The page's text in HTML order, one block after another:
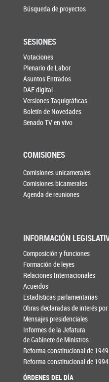
Búsqueda de proyectos
SESIONES
Votaciones
Plenario de Labor
Asuntos Entrados
DAE digital
Versiones Taquigráficas
Boletín de Novedades
Senado TV en vivo
COMISIONES
Comisiones unicamerales
Comisiones bicamerales
Agenda de reuniones
INFORMACIÓN
Composición y funciones
Formación de leyes
Relaciones Internacionales
Acuerdos
Estadísticas parlamentarias
Obras declaradas de interés
Mensajes presidenciales
Informes de la Jefatura
de Gabinete de Ministros
Reforma constitucional de 1949
Reforma constitucional de 1994
ÓRDENES DEL DÍA